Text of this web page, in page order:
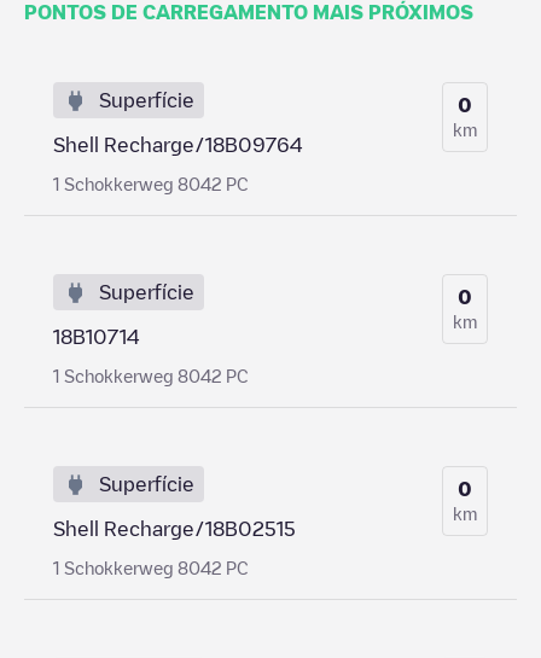
PONTOS DE CARREGAMENTO MAIS PRÓXIMOS
Superfície
Shell Recharge/18B09764
1 Schokkerweg 8042 PC
0
km
Superfície
18B10714
1 Schokkerweg 8042 PC
0
km
Superfície
Shell Recharge/18B02515
1 Schokkerweg 8042 PC
0
km